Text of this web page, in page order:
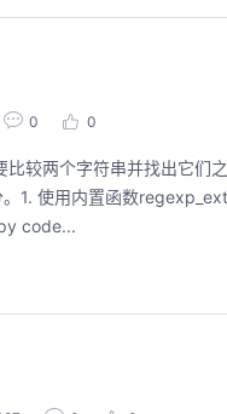
0 0
较两个字符串并找出它
1. 使用内置函数
code...